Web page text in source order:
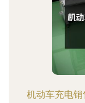
机动车充电